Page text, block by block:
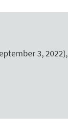
3, 2022),